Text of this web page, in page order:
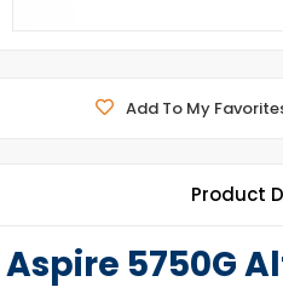
Add To My
Product
5750G